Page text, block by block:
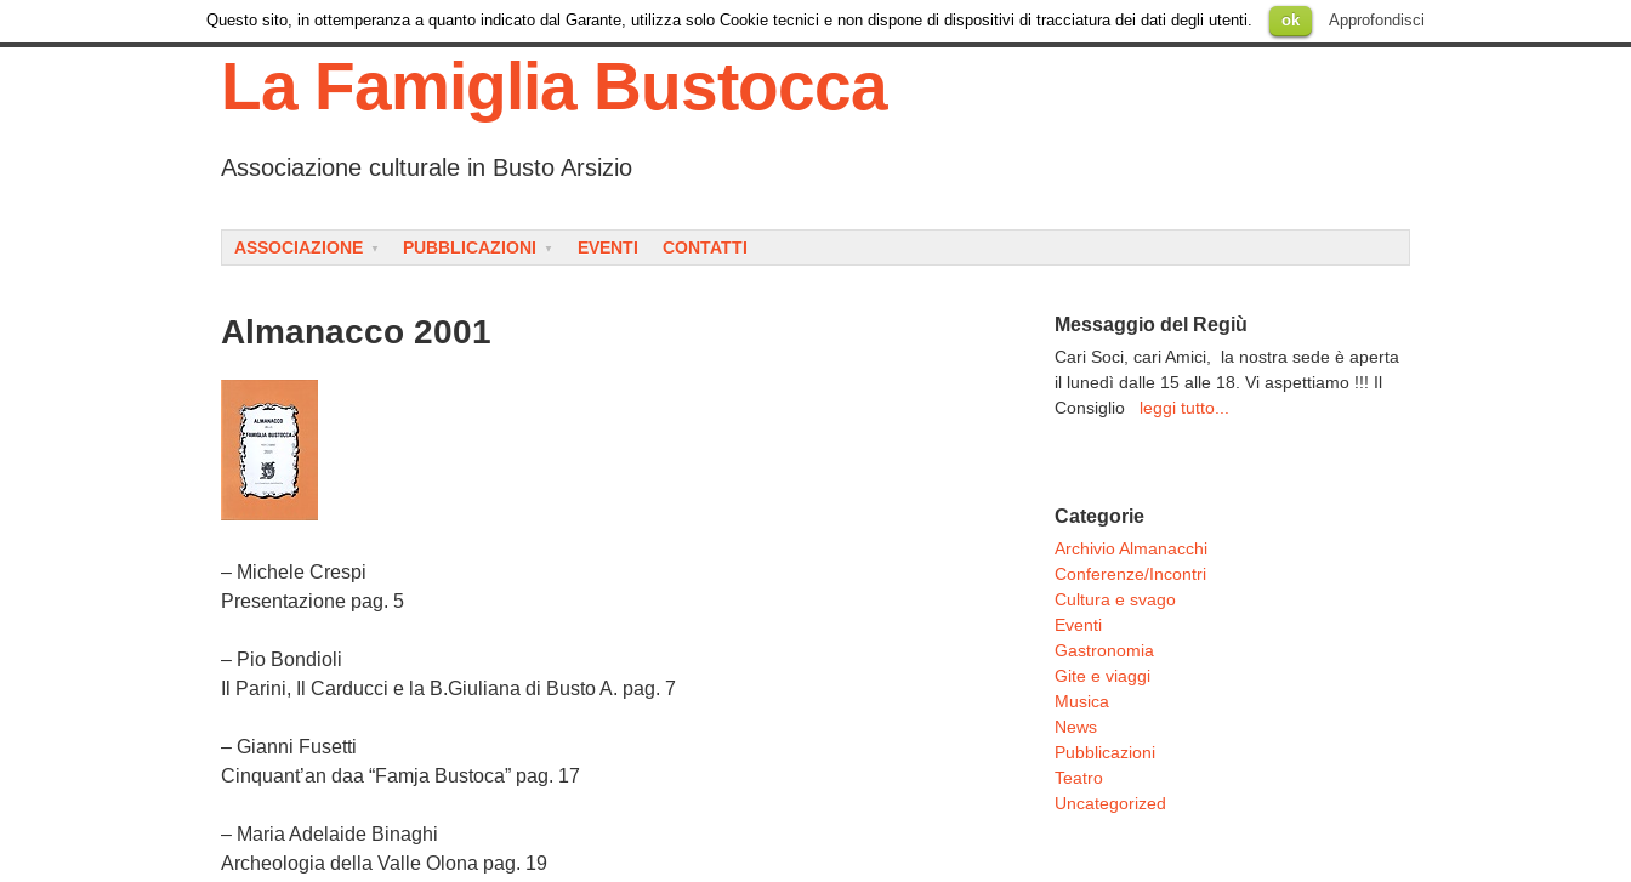
La Famiglia Bustocca
Associazione culturale in Busto Arsizio
Menu
SKIP TO CONTENT
ASSOCIAZIONE PUBBLICAZIONI EVENTI CONTATTI
Almanacco 2001
– Michele Crespi
Presentazione pag. 5
– Pio Bondioli
Il Parini, Il Carducci e la B.Giuliana di Busto A. pag. 7
– Gianni Fusetti
Cinquant’an daa “Famja Bustoca” pag. 17
– Maria Adelaide Binaghi
Archeologia della Valle Olona pag. 19
Messaggio del Regiù
Cari Soci, cari Amici, la nostra sede è aperta
il lunedì dalle 15 alle 18. Vi aspettiamo !!! Il
Consiglio leggi tutto...
Categorie
Archivio Almanacchi
Conferenze/Incontri
Cultura e svago
Eventi
Gastronomia
Gite e viaggi
Musica
News
Pubblicazioni
Teatro
Uncategorized
Questo sito, in ottemperanza a quanto indicato dal Garante, utilizza solo Cookie tecnici e non dispone di dispositivi di tracciatura dei dati degli utenti. ok Approfondisci